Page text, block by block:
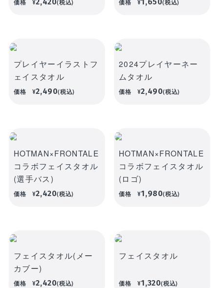
receipt_long
credit_card
価格 ¥2,420(税込) 価格 ¥1,650(税込)
プレイヤーイラストフ
ェイスタオル
価格 ¥2,490(税込)
2024プレイヤーネー
ムタオル
価格 ¥2,490(税込)
HOTMAN×FRONTALE
コラボフェイスタオル
(選手バス)
価格 ¥2,420(税込)
HOTMAN×FRONTALE
コラボフェイスタオル
(ロゴ)
価格 ¥1,980(税込)
フェイスタオル(メー
カブー)
価格 ¥2,420(税込)
フェイスタオル
価格 ¥1,320(税込)